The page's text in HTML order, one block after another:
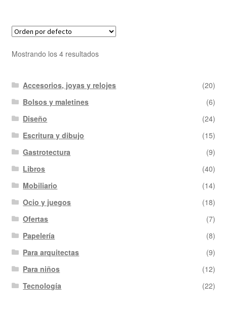
Mostrando los 4 resultados
Accesorios, joyas y relojes
(20)
Bolsos y maletines
(6)
Diseño
(24)
Escritura y dibujo
(15)
Gastrotectura
(9)
Libros
(40)
Mobiliario
(14)
Ocio y juegos
(18)
Ofertas
(7)
Papelería
(8)
Para arquitectas
(9)
Para niños
(12)
Tecnología
(22)